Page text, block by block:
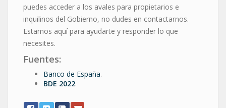
puedes acceder a los avales para propietarios e
inquilinos del Gobierno, no dudes en contactarnos.
Estamos aquí para ayudarte y responder lo que
necesites.
Fuentes:
Banco de España.
BDE 2022.